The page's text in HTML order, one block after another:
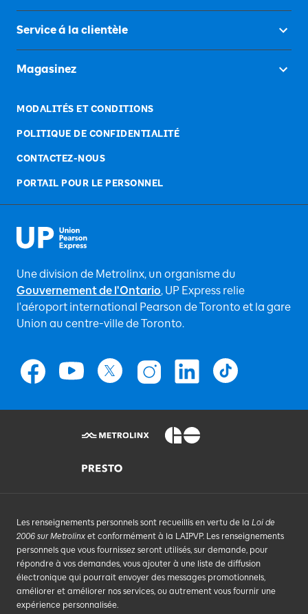
Service á la clientèle
Magasinez
MODALITÉS ET CONDITIONS
POLITIQUE DE CONFIDENTIALITÉ
CONTACTEZ-NOUS
PORTAIL POUR LE PERSONNEL
Une division de Metrolinx, un organisme du
Gouvernement de l'Ontario, UP Express relie
l'aéroport international Pearson de Toronto et la gare
Union au centre-ville de Toronto.
Les renseignements personnels sont recueillis en vertu de la Loi de
2006 sur Metrolinx et conformément à la LAIPVP. Les renseignements
personnels que vous fournissez seront utilisés, sur demande, pour
répondre à vos demandes, vous ajouter à une liste de diffusion
électronique qui pourrait envoyer des messages promotionnels,
améliorer et améliorer nos services, ou autrement vous fournir une
expérience personnalisée.